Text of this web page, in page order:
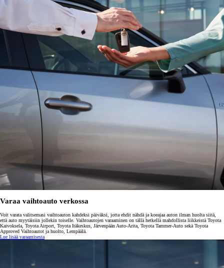
Varaa vaihtoauto verkossa
Voit varata valitsemasi vaihtoauton kahdeksi päiväksi, jotta ehdit nähdä ja koeajaa auton ilman huolta siitä,
että auto myytäisiin jollekin toiselle. Vaihtoautojen varaaminen on tällä hetkellä mahdollista liikkeistä Toyota
Kaivoksela, Toyota Airport, Toyota Itäkeskus, Järvenpään Auto-Arita, Toyota Tammer-Auto sekä Toyota
Approved Vaihtoautot ja huolto, Lempäälä.
Lue lisää varaamisesta